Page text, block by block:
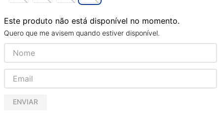
Este produto não está disponível no momento
Quero que me avisem quando estiver disponível
ENVIAR